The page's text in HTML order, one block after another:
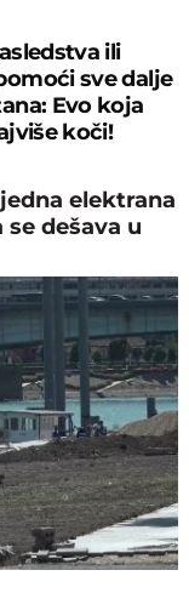
ili
sve dalje
Evo koja
koči!
elektrana
dešava u